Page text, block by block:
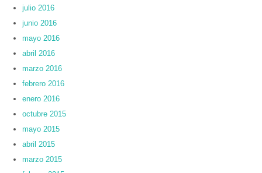
julio 2016
junio 2016
mayo 2016
abril 2016
marzo 2016
febrero 2016
enero 2016
octubre 2015
mayo 2015
abril 2015
marzo 2015